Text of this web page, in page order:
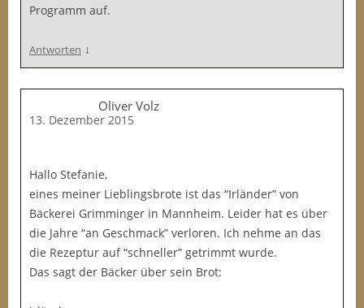
Programm auf.
Antworten ↓
Oliver Volz
13. Dezember 2015
Hallo Stefanie,
eines meiner Lieblingsbrote ist das “Irländer” von
Bäckerei Grimminger in Mannheim. Leider hat es über
die Jahre “an Geschmack” verloren. Ich nehme an das
die Rezeptur auf “schneller” getrimmt wurde.
Das sagt der Bäcker über sein Brot: